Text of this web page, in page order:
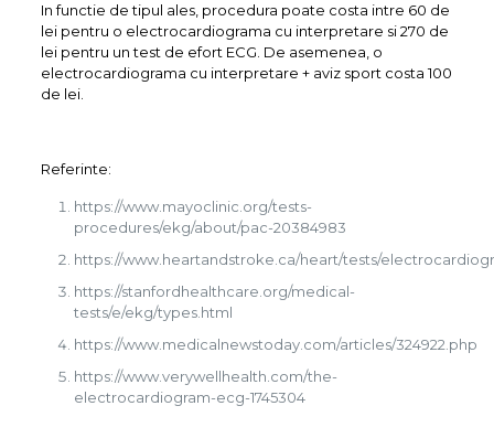
In functie de tipul ales, procedura poate costa intre 60 de
lei pentru o electrocardiograma cu interpretare si 270 de
lei pentru un test de efort ECG. De asemenea, o
electrocardiograma cu interpretare + aviz sport‎ costa ‎100
de lei.
Referinte:
https://www.mayoclinic.org/tests-
procedures/ekg/about/pac-20384983
https://www.heartandstroke.ca/heart/tests/
https://stanfordhealthcare.org/medical-
tests/e/ekg/types.html
https://www.medicalnewstoday.com/articles/324922.php
https://www.verywellhealth.com/the-
electrocardiogram-ecg-1745304